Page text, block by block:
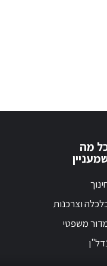
מה
וצרכנות
משפטי